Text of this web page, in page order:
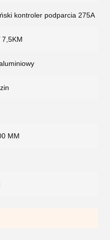
kontroler podparcia 275A
7,5KM
MM